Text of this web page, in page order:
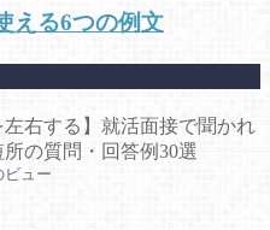
える6つの例文
左右する】就活面接で聞かれ
所の質問・回答例30選
ビュー